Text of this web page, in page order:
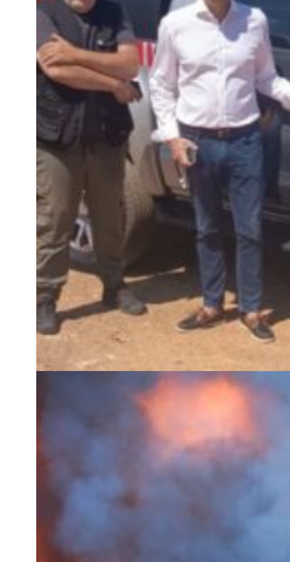
05/08/2026 · 16:05
ΣΠΑΠ: Νέα οχήματα
Γαλάτσι, Μαρούσι και
Πεύκη